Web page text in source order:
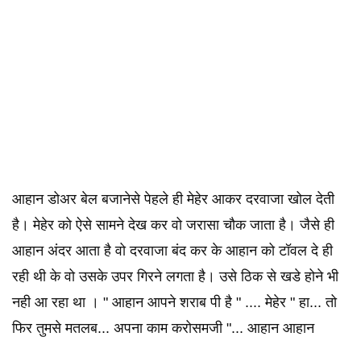
आहान डोअर बेल बजानेसे पेहले ही मेहेर आकर दरवाजा खोल देती
है। मेहेर को ऐसे सामने देख कर वो जरासा चौक जाता है। जैसे ही
आहान अंदर आता है वो दरवाजा बंद कर के आहान को टॉवल दे ही
रही थी के वो उसके उपर गिरने लगता है। उसे ठिक से खडे होने भी
नही आ रहा था । " आहान आपने शराब पी है " .... मेहेर " हा... तो
फिर तुमसे मतलब... अपना काम करोसमजी "... आहान आहान